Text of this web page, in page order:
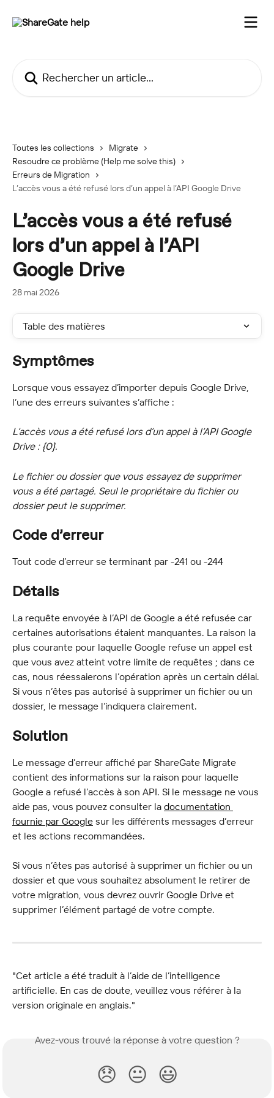
Toutes les collections
Migrate
Resoudre ce problème (Help me solve this)
Erreurs de Migration
L’accès vous a été refusé lors d’un appel à l’API Google Drive
L’accès vous a été refusé
lors d’un appel à l’API
Google Drive
28 mai 2026
Table des matières
Symptômes
Lorsque vous essayez d’importer depuis Google Drive,
l’une des erreurs suivantes s’affiche :
L’accès vous a été refusé lors d’un appel à l’API Google
Drive : {0}.
Le fichier ou dossier que vous essayez de supprimer
vous a été partagé. Seul le propriétaire du fichier ou
dossier peut le supprimer.
Code d’erreur
Tout code d’erreur se terminant par -241 ou -244
Détails
La requête envoyée à l’API de Google a été refusée car
certaines autorisations étaient manquantes. La raison la
plus courante pour laquelle Google refuse un appel est
que vous avez atteint votre limite de requêtes ; dans ce
cas, nous réessaierons l’opération après un certain délai.
Si vous n’êtes pas autorisé à supprimer un fichier ou un
dossier, le message l’indiquera clairement.
Solution
Le message d’erreur affiché par ShareGate Migrate
contient des informations sur la raison pour laquelle
Google a refusé l’accès à son API. Si le message ne vous
aide pas, vous pouvez consulter la documentation
fournie par Google sur les différents messages d’erreur
et les actions recommandées.
Si vous n’êtes pas autorisé à supprimer un fichier ou un
dossier et que vous souhaitez absolument le retirer de
votre migration, vous devrez ouvrir Google Drive et
supprimer l’élément partagé de votre compte.
"Cet article a été traduit à l’aide de l’intelligence
artificielle. En cas de doute, veuillez vous référer à la
version originale en anglais."
Avez-vous trouvé la réponse à votre question ?
😞 😐 😃